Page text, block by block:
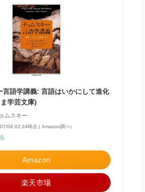
言語学講義: 言語はいかにして進化
学芸文庫)
ムスキー
07/08 02:24時点 | Amazon調べ）
Amazon
楽天市場